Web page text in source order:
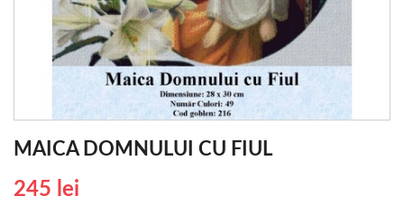
MAICA DOMNULUI CU FIUL
245 lei